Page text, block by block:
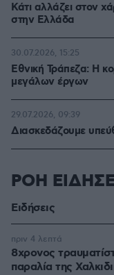
Κάτι αλλάζει στον
στην Ελλάδα
Εθνική Τράπεζα: Η
μεγάλων έργων
30.07.2026, 15:25
Διασκεδάζουμε
29.07.2026, 09:39
ΡΟΗ
Ειδήσεις
8χρονος
παραλία της
πριν 4 λεπτά